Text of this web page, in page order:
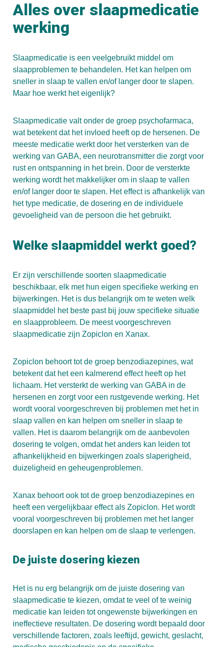
Alles over slaapmedicatie
werking
Slaapmedicatie is een veelgebruikt middel om
slaapproblemen te behandelen. Het kan helpen om
sneller in slaap te vallen en/of langer door te slapen.
Maar hoe werkt het eigenlijk?
Slaapmedicatie valt onder de groep psychofarmaca,
wat betekent dat het invloed heeft op de hersenen. De
meeste medicatie werkt door het versterken van de
werking van GABA, een neurotransmitter die zorgt voor
rust en ontspanning in het brein. Door de versterkte
werking wordt het makkelijker om in slaap te vallen
en/of langer door te slapen. Het effect is afhankelijk van
het type medicatie, de dosering en de individuele
gevoeligheid van de persoon die het gebruikt.
Welke slaapmiddel werkt goed?
Er zijn verschillende soorten slaapmedicatie
beschikbaar, elk met hun eigen specifieke werking en
bijwerkingen. Het is dus belangrijk om te weten welk
slaapmiddel het beste past bij jouw specifieke situatie
en slaapprobleem. De meest voorgeschreven
slaapmedicatie zijn Zopiclon en Xanax.
Zopiclon behoort tot de groep benzodiazepines, wat
betekent dat het een kalmerend effect heeft op het
lichaam. Het versterkt de werking van GABA in de
hersenen en zorgt voor een rustgevende werking. Het
wordt vooral voorgeschreven bij problemen met het in
slaap vallen en kan helpen om sneller in slaap te
vallen. Het is daarom belangrijk om de aanbevolen
dosering te volgen, omdat het anders kan leiden tot
afhankelijkheid en bijwerkingen zoals slaperigheid,
duizeligheid en geheugenproblemen.
Xanax behoort ook tot de groep benzodiazepines en
heeft een vergelijkbaar effect als Zopiclon. Het wordt
vooral voorgeschreven bij problemen met het langer
doorslapen en kan helpen om de slaap te verlengen.
De juiste dosering kiezen
Het is nu erg belangrijk om de juiste dosering van
slaapmedicatie te kiezen, omdat te veel of te weinig
medicatie kan leiden tot ongewenste bijwerkingen en
ineffectieve resultaten. De dosering wordt bepaald door
verschillende factoren, zoals leeftijd, gewicht, geslacht,